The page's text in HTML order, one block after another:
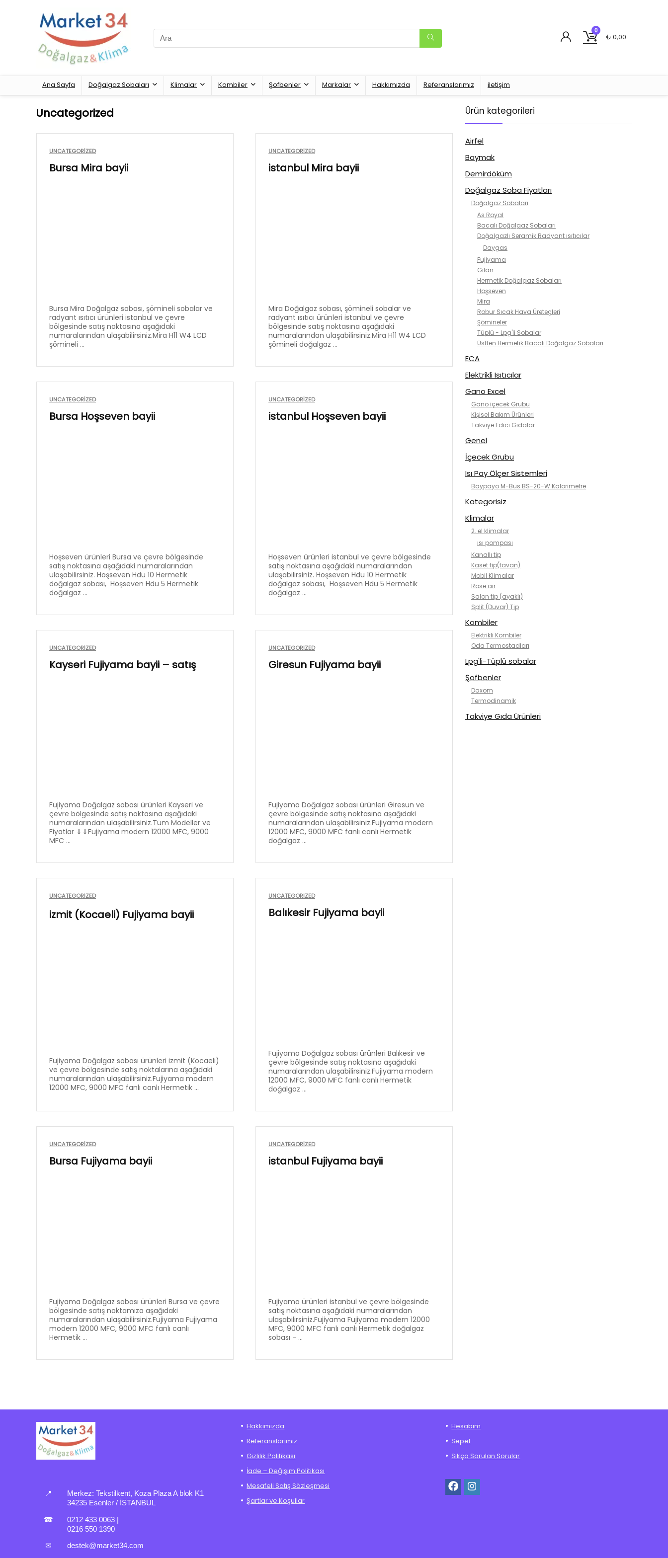
Search
for:
0
₺ 0,00
Ana Sayfa Doğalgaz Sobaları Klimalar Kombiler Şofbenler Markalar Hakkımızda Referanslarımız iletişim
Uncategorized
UNCATEGORIZED
Bursa Mira bayii
Bursa Mira Doğalgaz sobası, şömineli sobalar ve
radyant ısıtıcı ürünleri istanbul ve çevre
bölgesinde satış noktasına aşağıdaki
numaralarından ulaşabilirsiniz.Mira H11 W4 LCD
şömineli ...
UNCATEGORIZED
istanbul Mira bayii
Mira Doğalgaz sobası, şömineli sobalar ve
radyant ısıtıcı ürünleri istanbul ve çevre
bölgesinde satış noktasına aşağıdaki
numaralarından ulaşabilirsiniz.Mira H11 W4 LCD
şömineli doğalgaz ...
UNCATEGORIZED
Bursa Hoşseven bayii
Hoşseven ürünleri Bursa ve çevre bölgesinde
satış noktasına aşağıdaki numaralarından
ulaşabilirsiniz. Hoşseven Hdu 10 Hermetik
doğalgaz sobası, Hoşseven Hdu 5 Hermetik
doğalgaz ...
UNCATEGORIZED
istanbul Hoşseven bayii
Hoşseven ürünleri istanbul ve çevre bölgesinde
satış noktasına aşağıdaki numaralarından
ulaşabilirsiniz. Hoşseven Hdu 10 Hermetik
doğalgaz sobası, Hoşseven Hdu 5 Hermetik
doğalgaz ...
UNCATEGORIZED
Kayseri Fujiyama bayii – satış
Fujiyama Doğalgaz sobası ürünleri Kayseri ve
çevre bölgesinde satış noktasına aşağıdaki
numaralarından ulaşabilirsiniz.Tüm Modeller ve
Fiyatlar ⇓⇓Fujiyama modern 12000 MFC, 9000
MFC ...
UNCATEGORIZED
Giresun Fujiyama bayii
Fujiyama Doğalgaz sobası ürünleri Giresun ve
çevre bölgesinde satış noktasına aşağıdaki
numaralarından ulaşabilirsiniz.Fujiyama modern
12000 MFC, 9000 MFC fanlı canlı Hermetik
doğalgaz ...
UNCATEGORIZED
izmit (Kocaeli) Fujiyama bayii
Fujiyama Doğalgaz sobası ürünleri izmit (Kocaeli)
ve çevre bölgesinde satış noktalarına aşağıdaki
numaralarından ulaşabilirsiniz.Fujiyama modern
12000 MFC, 9000 MFC fanlı canlı Hermetik ...
UNCATEGORIZED
Balıkesir Fujiyama bayii
Fujiyama Doğalgaz sobası ürünleri Balıkesir ve
çevre bölgesinde satış noktasına aşağıdaki
numaralarından ulaşabilirsiniz.Fujiyama modern
12000 MFC, 9000 MFC fanlı canlı Hermetik
doğalgaz ...
UNCATEGORIZED
Bursa Fujiyama bayii
Fujiyama Doğalgaz sobası ürünleri Bursa ve çevre
bölgesinde satış noktamıza aşağıdaki
numaralarından ulaşabilirsiniz.Fujiyama Fujiyama
modern 12000 MFC, 9000 MFC fanlı canlı
Hermetik ...
UNCATEGORIZED
istanbul Fujiyama bayii
Fujiyama ürünleri istanbul ve çevre bölgesinde
satış noktasına aşağıdaki numaralarından
ulaşabilirsiniz.Fujiyama Fujiyama modern 12000
MFC, 9000 MFC fanlı canlı Hermetik doğalgaz
sobası - ...
Ürün kategorileri
Airfel
Baymak
Demirdöküm
Doğalgaz Soba Fiyatları
Doğalgaz Sobaları
As Royal
Bacalı Doğalgaz Sobaları
Doğalgazlı Seramik Radyant ısıtıcılar
Daygas
Fujiyama
Gilan
Hermetik Doğalgaz Sobaları
Hoşseven
Mira
Robur Sıcak Hava Üreteçleri
Şömineler
Tüplü - Lpg'li Sobalar
Üstten Hermetik Bacalı Doğalgaz Sobaları
ECA
Elektrikli Isıtıcılar
Gano Excel
Gano içecek Grubu
Kişisel Bakım Ürünleri
Takviye Edici Gıdalar
Genel
İçecek Grubu
Isı Pay Ölçer Sistemleri
Baypayo M-Bus BS-20-W Kalorimetre
Kategorisiz
Klimalar
2. el klimalar
ısı pompası
Kanallı tip
Kaset tip(tavan)
Mobil Klimalar
Rose air
Salon tip (ayaklı)
Split (Duvar) Tip
Kombiler
Elektrikli Kombiler
Oda Termostadları
Lpg'li-Tüplü sobalar
Şofbenler
Daxom
Termodinamik
Takviye Gıda Ürünleri
📍 Merkez: Tekstilkent, Koza Plaza A blok K1
34235 Esenler / İSTANBUL
☎ 0212 433 0063|
0216 550 1390
✉ destek@market34.com
Hakkımızda
Referanslarımız
Gizlilik Politikası
İade – Değişim Politikası
Mesafeli Satış Sözleşmesi
Şartlar ve Koşullar
Hesabım
Sepet
Sıkça Sorulan Sorular